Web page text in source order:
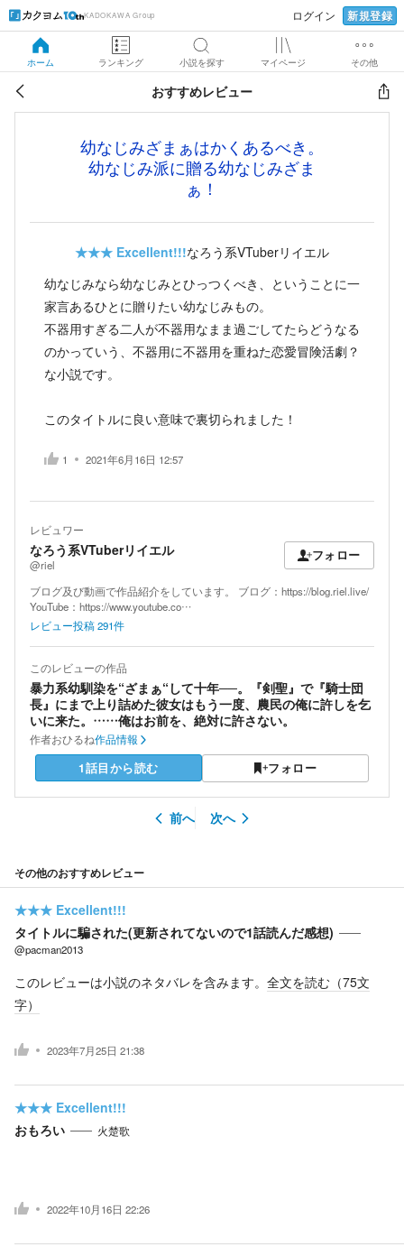
KADOKAWA Group ログイン 新規登録
ホーム ランキング 小説を探す マイページ その他
おすすめレビュー
幼なじみざまぁはかくあるべき。
幼なじみ派に贈る幼なじみざま
ぁ！
★★★ Excellent!!!なろう系VTuberリイエル
幼なじみなら幼なじみとひっつくべき、ということに一
家言あるひとに贈りたい幼なじみもの。
不器用すぎる二人が不器用なまま過ごしてたらどうなる
のかっていう、不器用に不器用を重ねた恋愛冒険活劇？
な小説です。
このタイトルに良い意味で裏切られました！
1 2021年6月16日 12:57
レビュワー
なろう系VTuberリイエル
@riel
フォロー
ブログ及び動画で作品紹介をしています。 ブログ：https://blog.riel.live/
YouTube：https://www.youtube.co…
レビュー投稿291件
このレビューの作品
暴力系幼馴染を“ざまぁ“して十年──。『剣聖』で『騎士団
長』にまで上り詰めた彼女はもう一度、農民の俺に許しを乞
いに来た。……俺はお前を、絶対に許さない。
作者おひるね作品情報
1話目から読む フォロー
前へ 次へ
その他のおすすめレビュー
★★★ Excellent!!!
タイトルに騙された(更新されてないので1話読んだ感想)
@pacman2013
このレビューは小説のネタバレを含みます。 全文を読む（75文
字）
2023年7月25日 21:38
★★★ Excellent!!!
おもろい
火楚歌
2022年10月16日 22:26